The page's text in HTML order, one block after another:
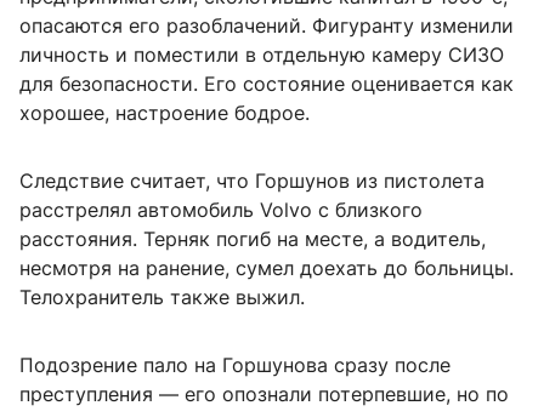
опасаются его разоблачений. Фигуранту изменили
личность и поместили в отдельную камеру СИЗО
для безопасности. Его состояние оценивается как
хорошее, настроение бодрое.
Следствие считает, что Горшунов из пистолета
расстрелял автомобиль Volvo с близкого
расстояния. Терняк погиб на месте, а водитель,
несмотря на ранение, сумел доехать до больницы.
Телохранитель также выжил.
Подозрение пало на Горшунова сразу после
преступления — его опознали потерпевшие, но по